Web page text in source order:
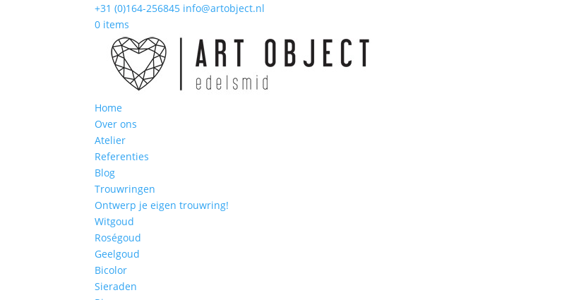
+31 (0)164-256845 info@artobject.nl
0 items
Home
Over ons
Atelier
Referenties
Blog
Trouwringen
Ontwerp je eigen trouwring!
Witgoud
Roségoud
Geelgoud
Bicolor
Sieraden